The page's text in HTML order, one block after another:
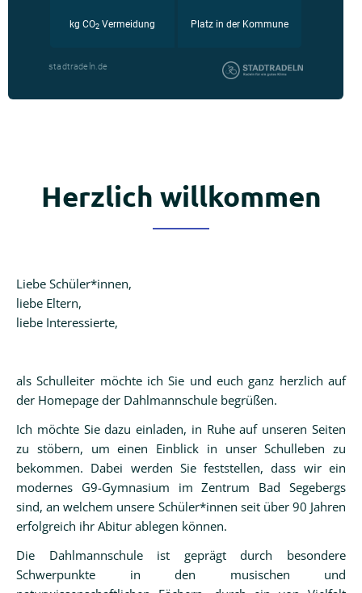
Kooperationspartner
Geschichte
Sekretariat
Schülervertretung
Schulsozialarbeit
Konfliktlotsen
Herzlich willkommen
Liebe Schüler*innen,
liebe Eltern,
liebe Interessierte,
als Schulleiter möchte ich Sie und euch ganz herzlich auf
der Homepage der Dahlmannschule begrüßen.
Ich möchte Sie dazu einladen, in Ruhe auf unseren Seiten
zu stöbern, um einen Einblick in unser Schulleben zu
bekommen. Dabei werden Sie feststellen, dass wir ein
modernes G9-Gymnasium im Zentrum Bad Segebergs
sind, an welchem unsere Schüler*innen seit über 90 Jahren
erfolgreich ihr Abitur ablegen können.
Die Dahlmannschule ist geprägt durch besondere
Schwerpunkte in den musischen und